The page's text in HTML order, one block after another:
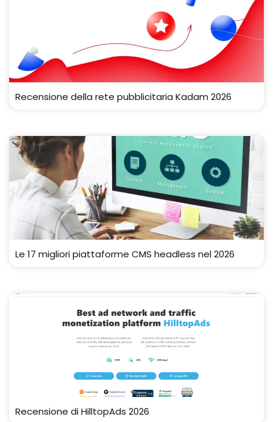
Recensione della rete pubblicitaria Kadam 2026
Le 17 migliori piattaforme CMS headless nel 2026
Recensione di HilltopAds 2026